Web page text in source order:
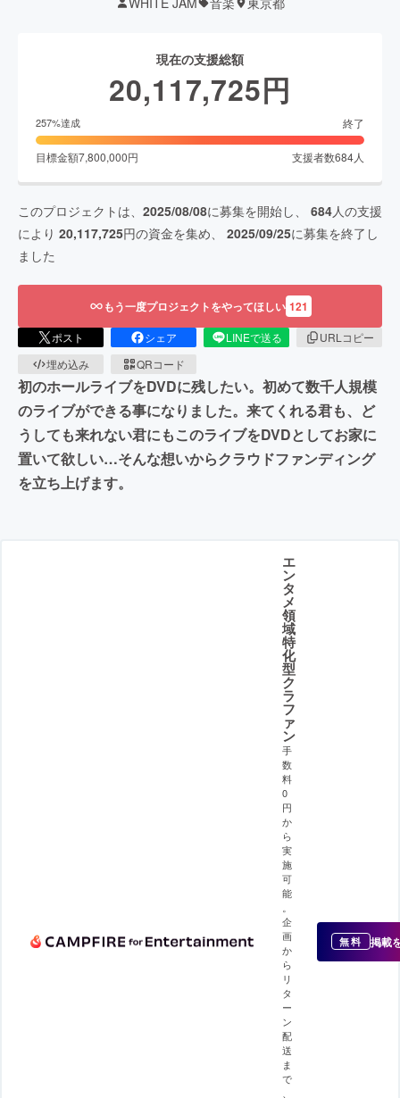
現在の支援総額
20,117,725円
257%達成 終了
目標金額7,800,000円 支援者数684人
このプロジェクトは、 2025/08/08に募集を開始し、 684人の支援
により 20,117,725円の資金を集め、 2025/09/25に募集を終了し
ました
もう一度プロジェクトをやってほしい 121
ポスト シェア LINEで送る
URLコピー
埋め込み
QRコード
初のホールライブをDVDに残したい。初めて数千人規模
のライブができる事になりました。来てくれる君も、ど
うしても来れない君にもこのライブをDVDとしてお家に
置いて欲しい…そんな想いからクラウドファンディング
を立ち上げます。
エ
ン
タ
メ
領
域
特
化
型
ク
ラ
フ
ァ
ン
手
数
料
0
円
か
ら
実
施
可
能
企
画
か
ら
リ
タ
ー
ン
配
送
ま
で
無料 掲載